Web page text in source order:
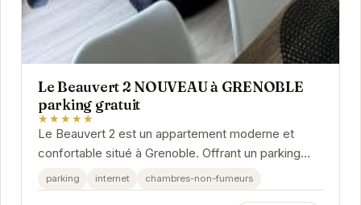
Le Beauvert 2 NOUVEAU à GRENOBLE
parking gratuit
★★★★★
Le Beauvert 2 est un appartement moderne et
confortable situé à Grenoble. Offrant un parking
gratuit, il est idéalement placé pour explorer la...
parking internet chambres-non-fumeurs